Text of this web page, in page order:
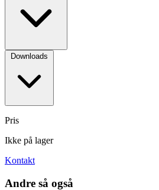
Downloads
Pris
Ikke på lager
Kontakt
Andre så også